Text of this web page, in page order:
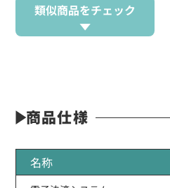
類似商品をチェック
商品仕様
名称